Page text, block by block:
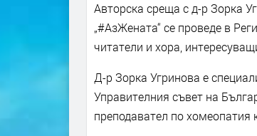
Авторска среща с д-р Зорка
„#АзЖената“ се проведе в
читатели и хора,
Д-р Зорка Угринова е
Управителния съвет на
преподавател по